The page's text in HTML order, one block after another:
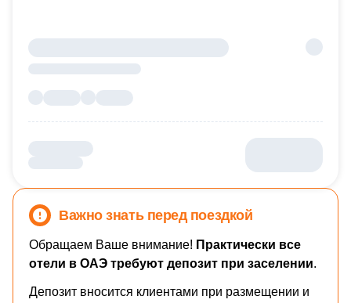
Важно знать перед поездкой
Обращаем Ваше внимание! Практически все
отели в ОАЭ требуют депозит при заселении.
Депозит вносится клиентами при размещении и